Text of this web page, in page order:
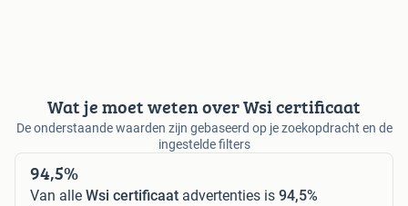
Wat je moet weten over Wsi certificaat
De onderstaande waarden zijn gebaseerd op je zoekopdracht en de
ingestelde filters
94,5%
Van alle Wsi certificaat advertenties is 94,5%